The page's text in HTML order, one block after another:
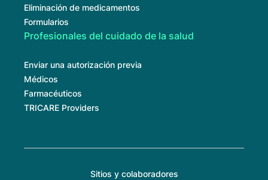
Eliminación de medicamentos
Formularios
Profesionales del cuidado de la salud
Enviar una autorización previa
Médicos
Farmacéuticos
TRICARE Providers
Sitios y colaboradores